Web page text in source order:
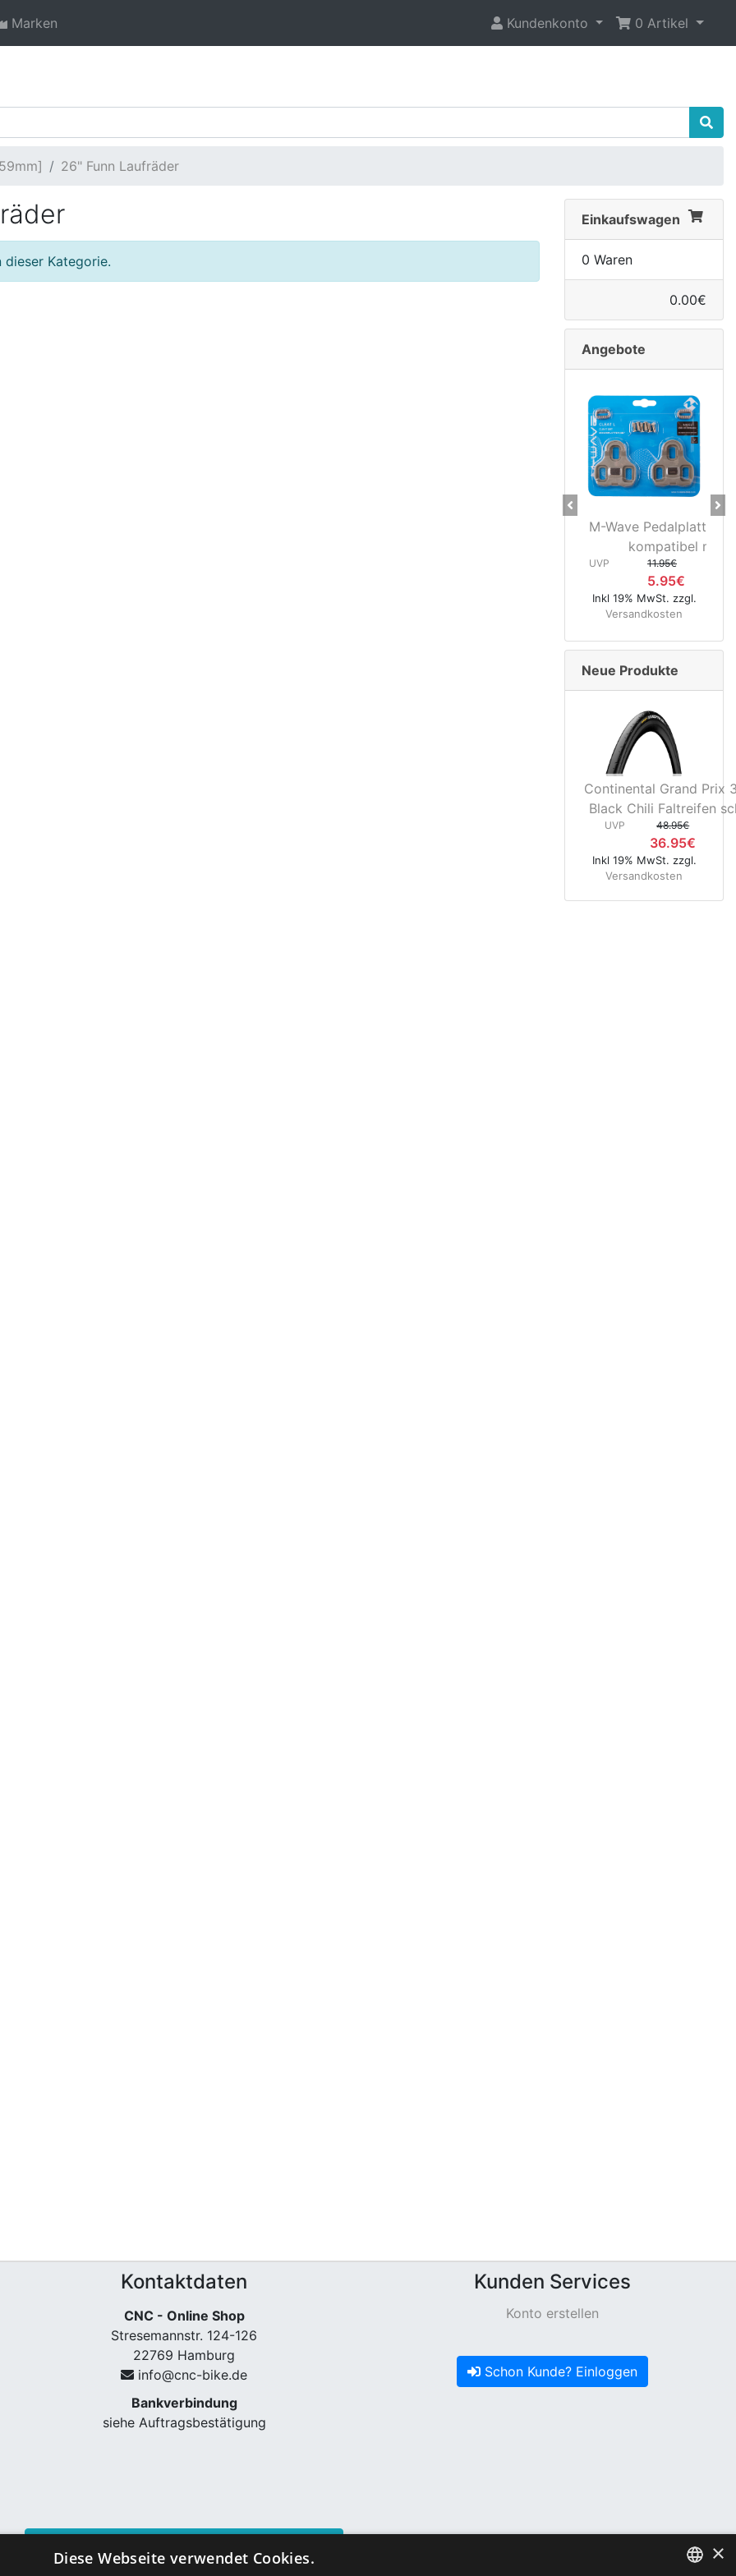
Marken Kundenkonto 0 Artikel
26" Funn Laufräder
Kategorie.
Einkaufswagen
0 Waren
0.00€
Angebote
M-Wave Pedalplatten
kompatibel mit...
UVP 11.95€
5.95€
Inkl 19% MwSt. zzgl.
Versandkosten
Previous
Neue Produkte
Continental Grand Prix
Black Chili Faltreifen
UVP 48.95€
36.95€
Inkl 19% MwSt. zzgl.
Versandkosten
Kontaktdaten
CNC - Online Shop
Stresemannstr. 124-126
22769 Hamburg
info@cnc-bike.de
Bankverbindung
siehe Auftragsbestätigung
Kunden Services
Konto erstellen
Schon Kunde? Einloggen
×
Diese Webseite verwendet Cookies.